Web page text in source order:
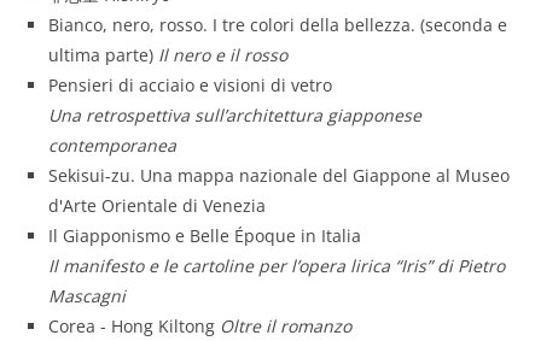
Bianco, nero, rosso. I tre colori della bellezza. (seconda e
ultima parte) Il nero e il rosso
Pensieri di acciaio e visioni di vetro
Una retrospettiva sull’architettura giapponese
contemporanea
Sekisui-zu. Una mappa nazionale del Giappone al Museo
d'Arte Orientale di Venezia
Il Giapponismo e Belle Époque in Italia
Il manifesto e le cartoline per l’opera lirica “Iris” di Pietro
Mascagni
Corea - Hong Kiltong Oltre il romanzo